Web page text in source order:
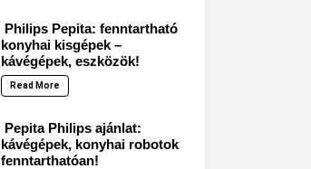
Philips Pepita: fenntartható
konyhai kisgépek –
kávégépek, eszközök!
Read More
Pepita Philips ajánlat:
kávégépek, konyhai robotok
fenntarthatóan!